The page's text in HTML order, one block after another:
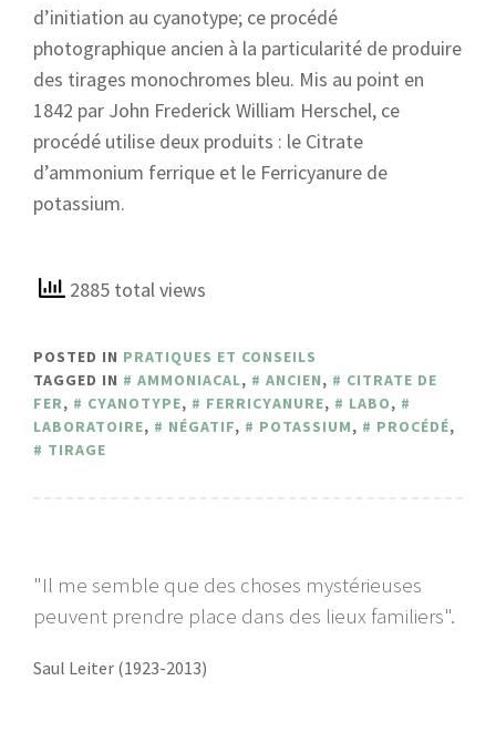
d’initiation au cyanotype; ce procédé
photographique ancien à la particularité de produire
des tirages monochromes bleu. Mis au point en
1842 par John Frederick William Herschel, ce
procédé utilise deux produits : le Citrate
d’ammonium ferrique et le Ferricyanure de
potassium.
2885 total views
POSTED IN PRATIQUES ET CONSEILS
TAGGED IN
AMMONIACAL, ANCIEN,
CITRATE DE
FER, CYANOTYPE, FERRICYANURE, LABO,
LABORATOIRE, NÉGATIF, POTASSIUM, PROCÉDÉ,
TIRAGE
"Il me semble que des choses mystérieuses
peuvent prendre place dans des lieux familiers".
Saul Leiter (1923-2013)